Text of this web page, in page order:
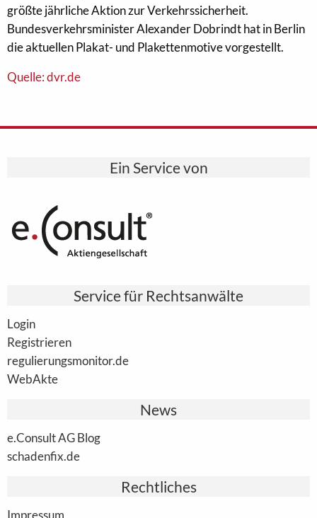
größte jährliche Aktion zur Verkehrssicherheit.
Bundesverkehrsminister Alexander Dobrindt hat in Berlin
die aktuellen Plakat- und Plakettenmotive vorgestellt.
Quelle: dvr.de
Ein Service von
Service für Rechtsanwälte
Login
Registrieren
regulierungsmonitor.de
WebAkte
News
e.Consult AG Blog
schadenfix.de
Rechtliches
Impressum